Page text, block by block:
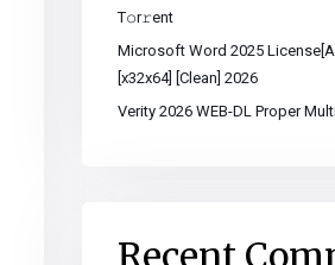
T𝚘r𝚛ent
Microsoft Word 2025
[x32x64] [Clean] 2026
Verity 2026 WEB-DL Proper
Recent